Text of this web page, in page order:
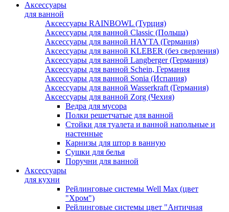
Аксессуары
для ванной
Аксессуары RAINBOWL (Турция)
Аксессуары для ванной Classic (Польша)
Аксессуары для ванной HAYTA (Германия)
Аксессуары для ванной KLEBER (без сверления)
Аксессуары для ванной Langberger (Германия)
Аксессуары для ванной Schein, Германия
Аксессуары для ванной Sonia (Испания)
Аксессуары для ванной Wasserkraft (Германия)
Аксессуары для ванной Zorg (Чехия)
Ведра для мусора
Полки решетчатые для ванной
Стойки для туалета и ванной напольные и
настенные
Карнизы для штор в ванную
Сушки для белья
Поручни для ванной
Аксессуары
для кухни
Рейлинговые системы Well Max (цвет
"Хром")
Рейлинговые системы цвет "Античная